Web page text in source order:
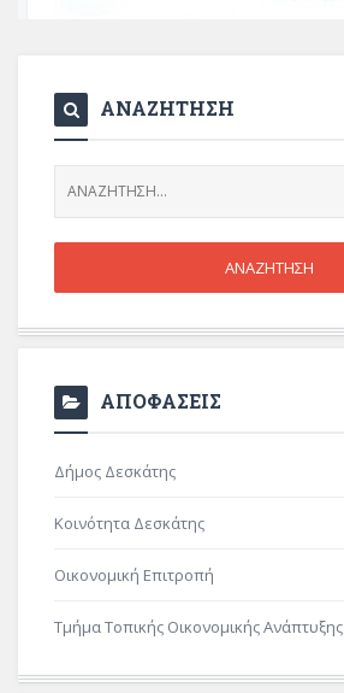
ΑΝΑΖΗΤΗΣΗ
ΑΠΟΦΑΣΕΙΣ
Δήμος Δεσκάτης
Κοινότητα Δεσκάτης
Οικονομική Επιτροπή
Τμήμα Τοπικής Οικονομικής Ανάπτυξης